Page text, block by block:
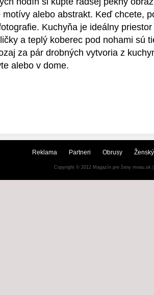
motívy alebo abstrakt. Keď chcete,
Kuchyňa je ideálny
a teplý koberec pod nohami sú
za pár drobných vytvoria z
alebo v dome.
Reklama Partneri Obrusy
Copyright © 2012 Magazín pre ženy mnau.sk